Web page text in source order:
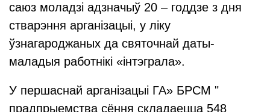
саюз моладзі адзначыў 20 – годдзе з дня
стварэння арганізацыі, у ліку
ўзнагароджаных да святочнай даты-
маладыя работнікі «інтэграла».
У першаснай арганізацыі ГА» БРСМ "
прадпрыемства сёння складаецца 548